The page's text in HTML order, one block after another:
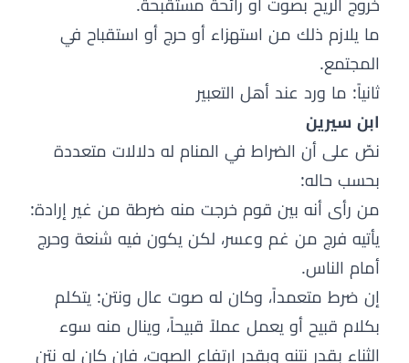
ما يلازم ذلك من استهزاء أو حرج أو استقباح في
المجتمع.
ثانياً: ما ورد عند أهل التعبير
ابن سيرين
نصّ على أن الضراط في المنام له دلالات متعددة
بحسب حاله:
من رأى أنه بين قوم خرجت منه ضرطة من غير إرادة:
يأتيه فرج من غم وعسر، لكن يكون فيه شنعة وحرج
أمام الناس.
إن ضرط متعمداً، وكان له صوت عال ونتن: يتكلم
بكلام قبيح أو يعمل عملاً قبيحاً، وينال منه سوء
الثناء بقدر نتنه وبقدر ارتفاع الصوت، فإن كان له نتن